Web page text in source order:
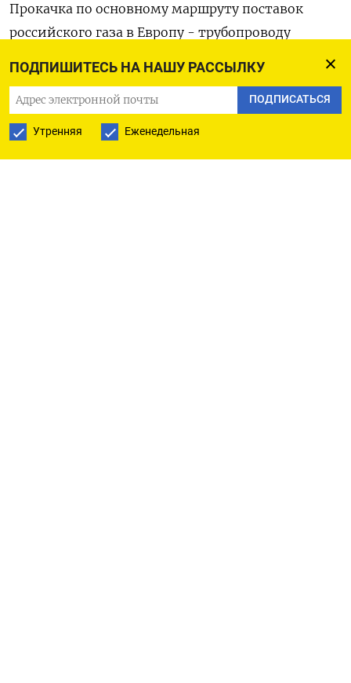
ПОДПИШИТЕСЬ НА НАШУ РАССЫЛКУ
ПОДПИСАТЬСЯ
Утренняя Еженедельная
Прокачка по основному маршруту поставок
российского газа в Европу - трубопроводу
Северный поток - была полностью остановлена 2
сентября.
Транзит российского газа через Польшу в
Германию по трубопроводу Ямал-Европа, через